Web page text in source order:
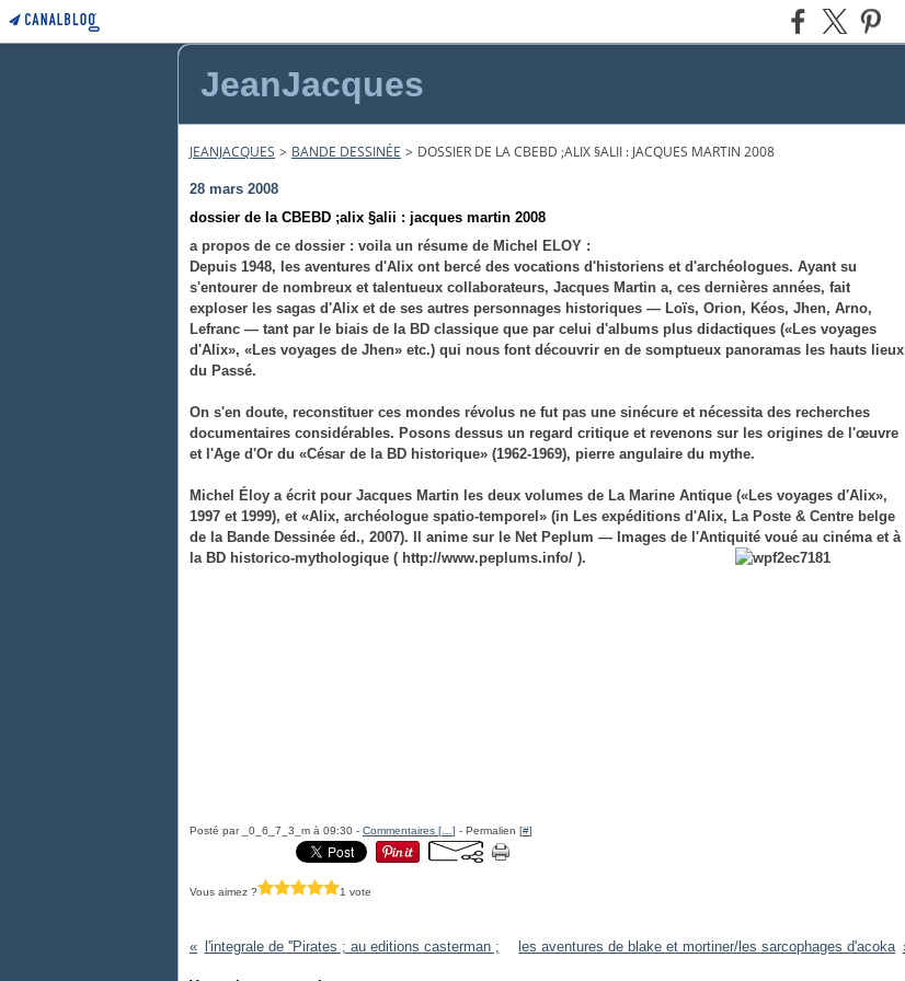
JeanJacques
JEANJACQUES > BANDE DESSINÉE > DOSSIER DE LA CBEBD ;ALIX §ALII : JACQUES MARTIN 2008
28 mars 2008
dossier de la CBEBD ;alix §alii : jacques martin 2008
a propos de ce dossier : voila un résume de Michel ELOY :
Depuis 1948, les aventures d'Alix ont bercé des vocations d'historiens et d'archéologues. Ayant su
s'entourer de nombreux et talentueux collaborateurs, Jacques Martin a, ces dernières années, fait
exploser les sagas d'Alix et de ses autres personnages historiques — Loïs, Orion, Kéos, Jhen, Arno,
Lefranc — tant par le biais de la BD classique que par celui d'albums plus didactiques («Les voyages
d'Alix», «Les voyages de Jhen» etc.) qui nous font découvrir en de somptueux panoramas les hauts lieux
du Passé.
On s'en doute, reconstituer ces mondes révolus ne fut pas une sinécure et nécessita des recherches
documentaires considérables. Posons dessus un regard critique et revenons sur les origines de l'œuvre
et l'Age d'Or du «César de la BD historique» (1962-1969), pierre angulaire du mythe.
Michel Éloy a écrit pour Jacques Martin les deux volumes de La Marine Antique («Les voyages d'Alix»,
1997 et 1999), et «Alix, archéologue spatio-temporel» (in Les expéditions d'Alix, La Poste & Centre belge
de la Bande Dessinée éd., 2007). Il anime sur le Net Peplum — Images de l'Antiquité voué au cinéma et à
la BD historico-mythologique ( http://www.peplums.info/ ).
Posté par _0_6_7_3_m à 09:30 - Commentaires [ ] - Permalien [#]
Vous aimez ? 1 vote
l'integrale de ''Pirates ; au editions casterman ; les aventures de blake et mortiner/les sarcophages d'acoka